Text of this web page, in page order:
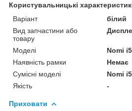
Користувальницькі
Варіант
білий
Вид запчастини або
товару
Моделі
Nomi
Наявність рамки
Немає
Сумісні моделі
Nomi
Якість
-
Приховати